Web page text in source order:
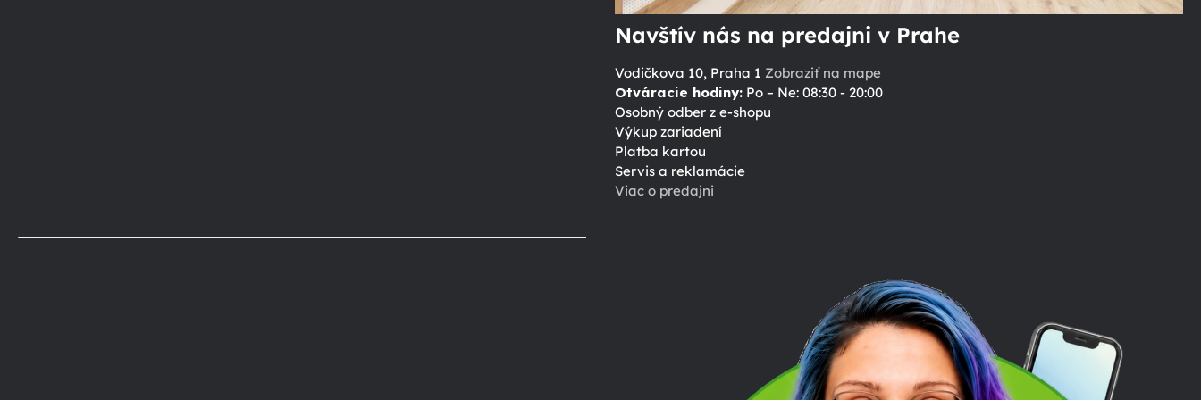
Navštív nás na predajni v Prahe
Vodičkova 10, Praha 1 Zobraziť na mape
Otváracie hodiny:Po – Ne: 08:30 - 20:00
Osobný odber z e-shopu
Výkup zariadení
Platba kartou
Servis a reklamácie
Viac o predajni